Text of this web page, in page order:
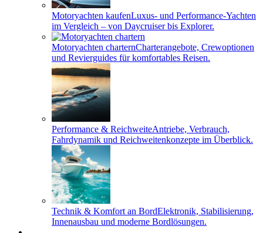
Motoryachten kaufenLuxus- und Performance-Yachten
im Vergleich – von Daycruiser bis Explorer.
Motoryachten charternCharterangebote, Crewoptionen
und Revierguides für komfortables Reisen.
Performance & ReichweiteAntriebe, Verbrauch,
Fahrdynamik und Reichweitenkonzepte im Überblick.
Technik & Komfort an BordElektronik, Stabilisierung,
Innenausbau und moderne Bordlösungen.